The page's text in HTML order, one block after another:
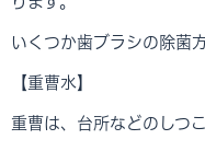
いくつか歯ブラシの除菌
【重曹水】
重曹は、台所などのしつ